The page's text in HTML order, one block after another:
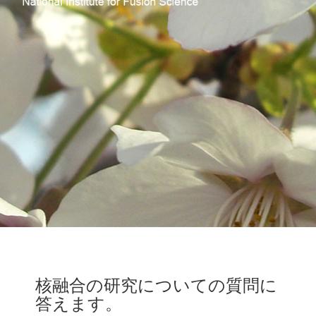
核融合の研究についての質問に
答えます。